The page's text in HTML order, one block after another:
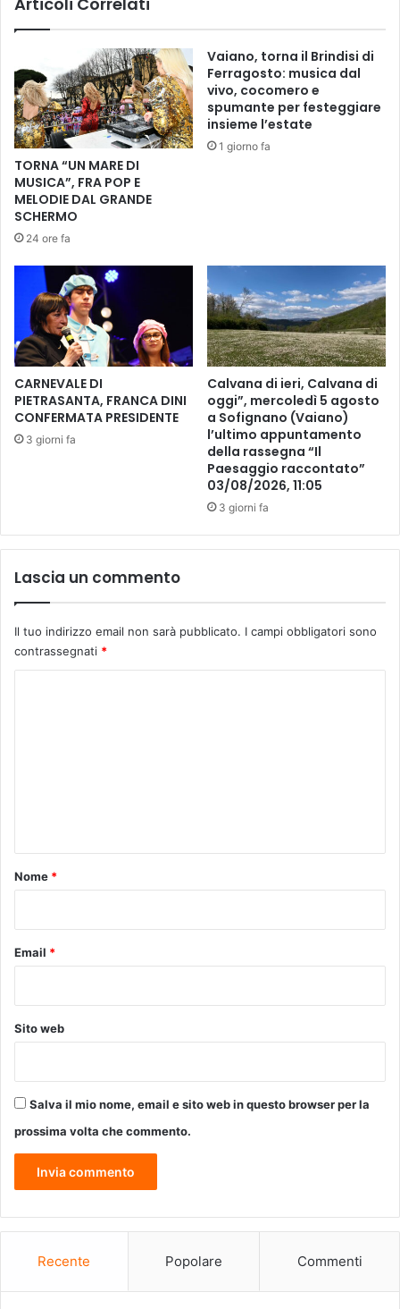
e
n
d
a
t
r
a
g
o
c
a
p
p
r
e
n
t
e
s
l
u
C
r
o
,
r
s
s
e
g
a
i
a
c
o
n
l
r
d
e
i
TORNA “UN MARE DI
MUSICA”, FRA POP E
MELODIE DAL GRANDE
SCHERMO
24 ore fa
Vaiano, torna il Brindisi di
Ferragosto: musica dal
vivo, cocomero e
spumante per festeggiare
insieme l’estate
1 giorno fa
CARNEVALE DI
PIETRASANTA, FRANCA DINI
CONFERMATA PRESIDENTE
3 giorni fa
Calvana di ieri, Calvana di
oggi”, mercoledì 5 agosto
a Sofignano (Vaiano)
l’ultimo appuntamento
della rassegna “Il
Paesaggio raccontato”
03/08/2026, 11:05
3 giorni fa
Lascia un commento
Il tuo indirizzo email non sarà pubblicato. I campi obbligatori sono
contrassegnati *
o
Nome *
Email *
Sito web
Salva il mio nome, email e sito web in questo browser per la
prossima volta che commento.
Recente Popolare Commenti